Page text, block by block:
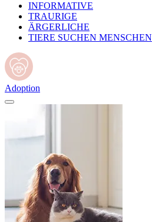
INFORMATIVE
TRAURIGE
ÄRGERLICHE
TIERE SUCHEN MENSCHEN
Adoption